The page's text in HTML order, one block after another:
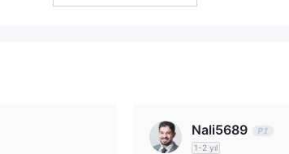
için likidite ve verimli yürütme sunar. Üçüncüsü, Opix
Nali5689
1-2 yıl